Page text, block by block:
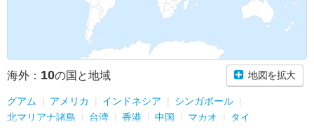
海外： 10の国と地域 地図を拡大
グアム アメリカ インドネシア
シンガポール
北マリアナ諸島
台湾 香港 中国 マカオ タイ